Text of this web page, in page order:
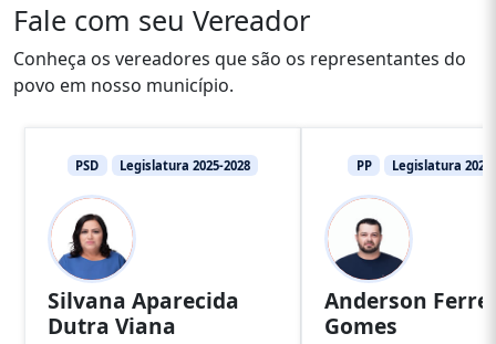
Fale com seu Vereador
Conheça os vereadores que são os representantes do
povo em nosso município.
PSD Legislatura 2025-2028
Silvana Aparecida
Dutra Viana
PP Legislatura
Anderson
Gomes